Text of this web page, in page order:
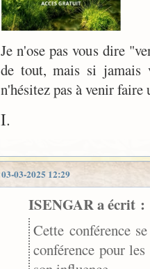
Je n'ose pas vous dire
de tout, mais si jamais
n'hésitez pas à venir faire
I.
03-03-2025 12:29
ISENGAR a écrit :
Cette conférence
conférence pour